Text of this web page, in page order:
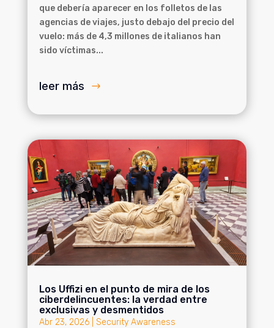
que debería aparecer en los folletos de las
agencias de viajes, justo debajo del precio del
vuelo: más de 4,3 millones de italianos han
sido víctimas...
leer más
Los Uffizi en el punto de mira de los
ciberdelincuentes: la verdad entre
exclusivas y desmentidos
Abr 23, 2026| Security Awareness